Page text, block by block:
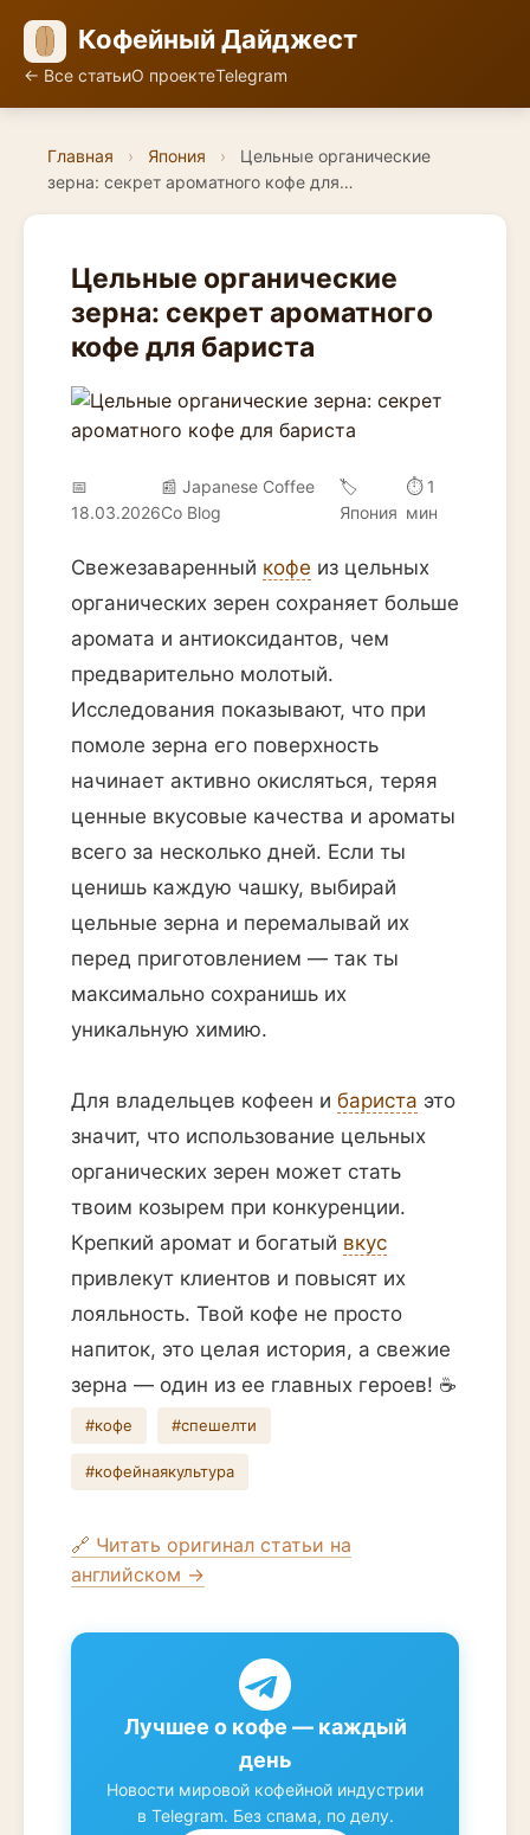
Кофейный Дайджест
← Все статьиО проектеTelegram
Главная › Япония ›
Цельные органические
зерна: секрет ароматного кофе для…
Цельные органические
зерна: секрет ароматного
кофе для бариста
📅
18.03.2026
📰 Japanese Coffee
Co Blog
🏷️
Япония
⏱ 1
мин
Свежезаваренный кофе из цельных
органических зерен сохраняет больше
аромата и антиоксидантов, чем
предварительно молотый.
Исследования показывают, что при
помоле зерна его поверхность
начинает активно окисляться, теряя
ценные вкусовые качества и ароматы
всего за несколько дней. Если ты
ценишь каждую чашку, выбирай
цельные зерна и перемалывай их
перед приготовлением — так ты
максимально сохранишь их
уникальную химию.
Для владельцев кофеен и бариста это
значит, что использование цельных
органических зерен может стать
твоим козырем при конкуренции.
Крепкий аромат и богатый вкус
привлекут клиентов и повысят их
лояльность. Твой кофе не просто
напиток, это целая история, а свежие
зерна — один из ее главных героев! ☕️
#кофе #спешелти
#кофейнаякультура
🔗 Читать оригинал статьи на
английском →
Лучшее о кофе — каждый
день
Новости мировой кофейной индустрии
в Telegram. Без спама, по делу.